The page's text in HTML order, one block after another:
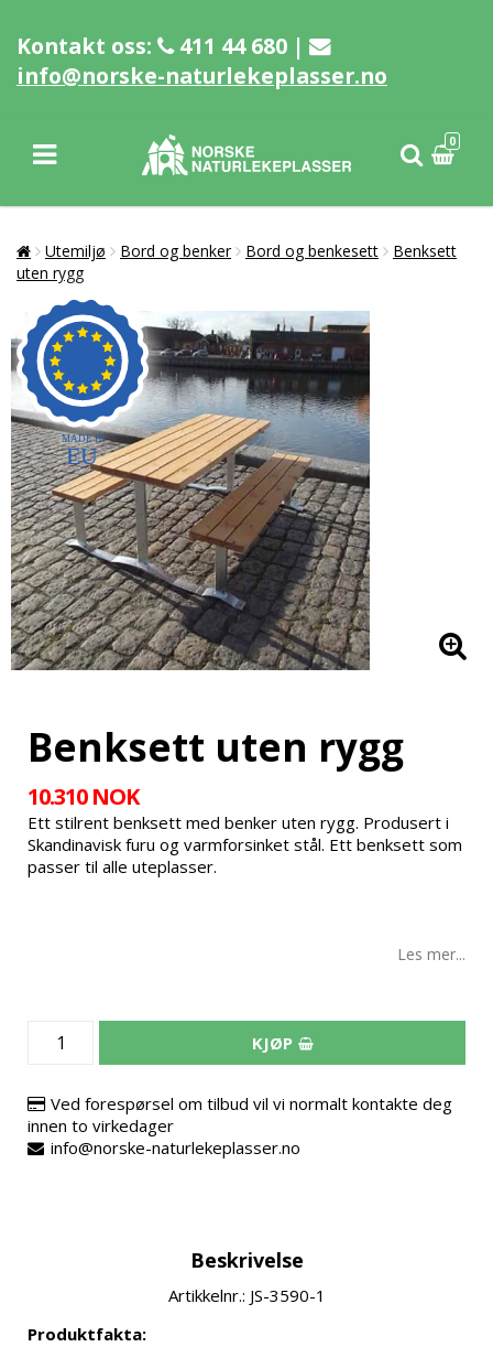
Kontakt oss:
411 44 680 |
info@norske-naturlekeplasser.no
0
Utemiljø Bord og benker Bord og benkesett
Benksett
uten rygg
Benksett uten rygg
10.310 NOK
Ett stilrent benksett med benker uten rygg. Produsert i
Skandinavisk furu og varmforsinket stål. Ett benksett som
passer til alle uteplasser.
Les mer...
KJØP
Ved forespørsel om tilbud vil vi normalt kontakte deg
innen to virkedager
info@norske-naturlekeplasser.no
Beskrivelse
Artikkelnr.: JS-3590-1
Produktfakta: